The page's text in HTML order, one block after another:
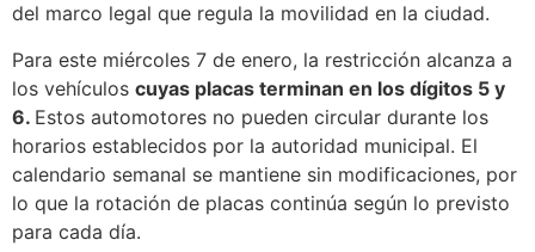
del marco legal que regula la movilidad en la ciudad.
Para este miércoles 7 de enero, la restricción alcanza a
los vehículos cuyas placas terminan en los dígitos 5 y
6. Estos automotores no pueden circular durante los
horarios establecidos por la autoridad municipal. El
calendario semanal se mantiene sin modificaciones, por
lo que la rotación de placas continúa según lo previsto
para cada día.